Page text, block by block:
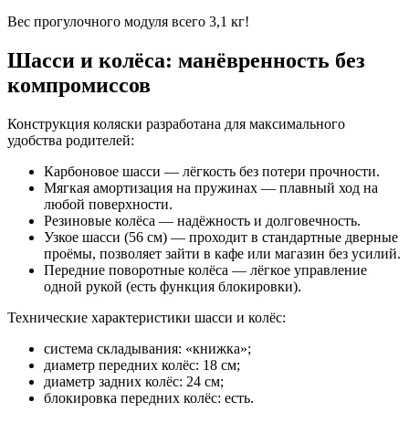
Вес прогулочного модуля всего 3,1 кг!
Шасси и колёса: манёвренность без
компромиссов
Конструкция коляски разработана для максимального
удобства родителей:
Карбоновое шасси — лёгкость без потери прочности.
Мягкая амортизация на пружинах — плавный ход на
любой поверхности.
Резиновые колёса — надёжность и долговечность.
Узкое шасси (56 см) — проходит в стандартные дверные
проёмы, позволяет зайти в кафе или магазин без усилий.
Передние поворотные колёса — лёгкое управление
одной рукой (есть функция блокировки).
Технические характеристики шасси и колёс:
система складывания: «книжка»;
диаметр передних колёс: 18 см;
диаметр задних колёс: 24 см;
блокировка передних колёс: есть.